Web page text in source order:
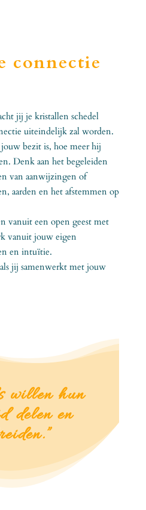
connectie
jij je kristallen schedel
uiteindelijk zal worden.
bezit is, hoe meer hij
Denk aan het begeleiden
van aanwijzingen of
aarden en het afstemmen op
vanuit een open geest met
vanuit jouw eigen
en intuïtie.
jij samenwerkt met jouw
willen hun
delen en
”